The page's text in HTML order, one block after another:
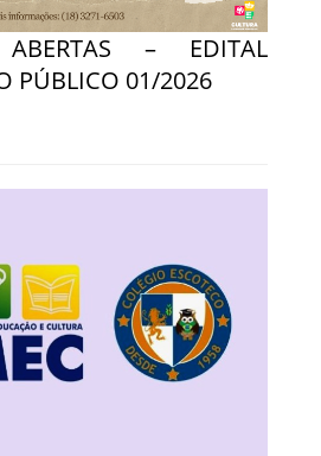
ABERTAS – EDITAL
PÚBLICO 01/2026